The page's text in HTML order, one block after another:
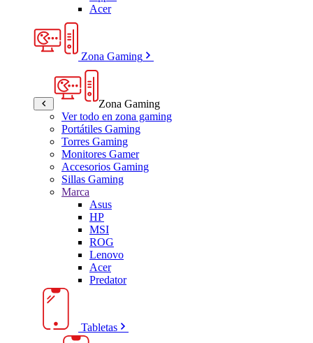
Acer
Zona Gaming
Zona Gaming
Ver todo en zona gaming
Portátiles Gaming
Torres Gaming
Monitores Gamer
Accesorios Gaming
Sillas Gaming
Marca
Asus
HP
MSI
ROG
Lenovo
Acer
Predator
Tabletas